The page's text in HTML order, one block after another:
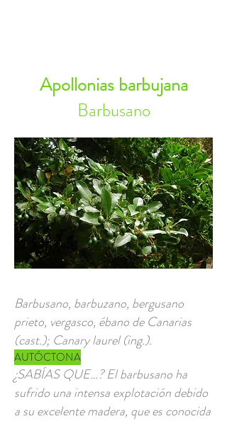
Apollonias barbujana
Barbusano
Barbusano, barbuzano, bergusano
prieto, vergasco, ébano de Canarias
(cast.); Canary laurel (ing.).
AUTÓCTONA
¿SABÍAS QUE…? El barbusano ha
sufrido una intensa explotación debido
a su excelente madera, que es conocida